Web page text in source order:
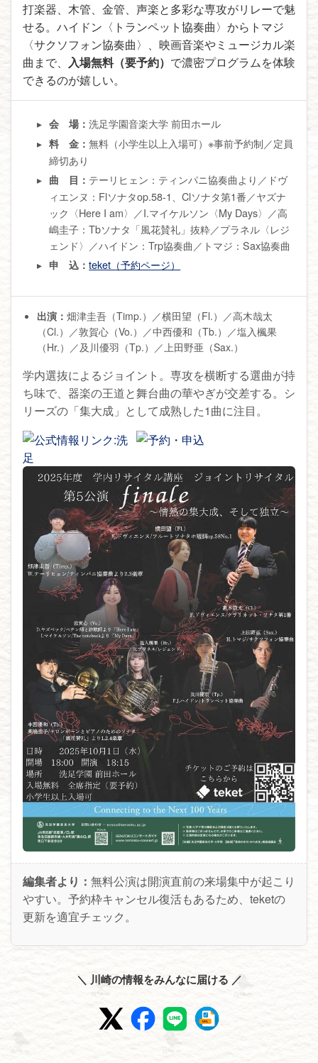
打楽器、木管、金管、声楽と多彩な専攻がリレーで魅
せる。ハイドン〈トランペット協奏曲〉からトマジ
〈サクソフォン協奏曲〉、映画音楽やミュージカル楽
曲まで、 入場無料（要予約） で濃密プログラムを体験
できるのが嬉しい。
会 場：洗足学園音楽大学 前田ホール
料 金：無料（小学生以上入場可）※事前予約制／定員
締切あり
曲 目： テーリヒェン：ティンパニ協奏曲より／ドヴ
ィエンヌ：Flソナタop.58-1、Clソナタ第1番／ヤズナ
ック〈Here I am〉／I.マイケルソン〈My Days〉／高
嶋圭子：Tbソナタ「風花賛礼」抜粋／プラネル〈レジ
ェンド〉／ハイドン：Trp協奏曲／トマジ：Sax協奏曲
申 込：teket（予約ページ）
出演： 畑津圭吾（Timp.）／横田望（Fl.）／高木哉太
（Cl.）／敦賀心（Vo.）／中西優和（Tb.）／塩入楓果
（Hr.）／及川優羽（Tp.）／上田野亜（Sax.）
学内選抜によるジョイント。専攻を横断する選曲が持
ち味で、器楽の王道と舞台曲の華やぎが交差する。シ
リーズの「集大成」として成熟した1曲に注目。
編集者より： 無料公演は開演直前の来場集中が起こり
やすい。予約枠キャンセル復活もあるため、teketの
更新を適宜チェック。
＼ 川崎の情報をみんなに届ける ／